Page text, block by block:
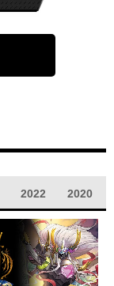
2022 2020